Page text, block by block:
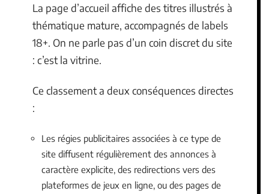
La page d’accueil affiche des titres illustrés à
thématique mature, accompagnés de labels
18+. On ne parle pas d’un coin discret du site
: c’est la vitrine.
Ce classement a deux conséquences directes
:
Les régies publicitaires associées à ce type de
site diffusent régulièrement des annonces à
caractère explicite, des redirections vers des
plateformes de jeux en ligne, ou des pages de